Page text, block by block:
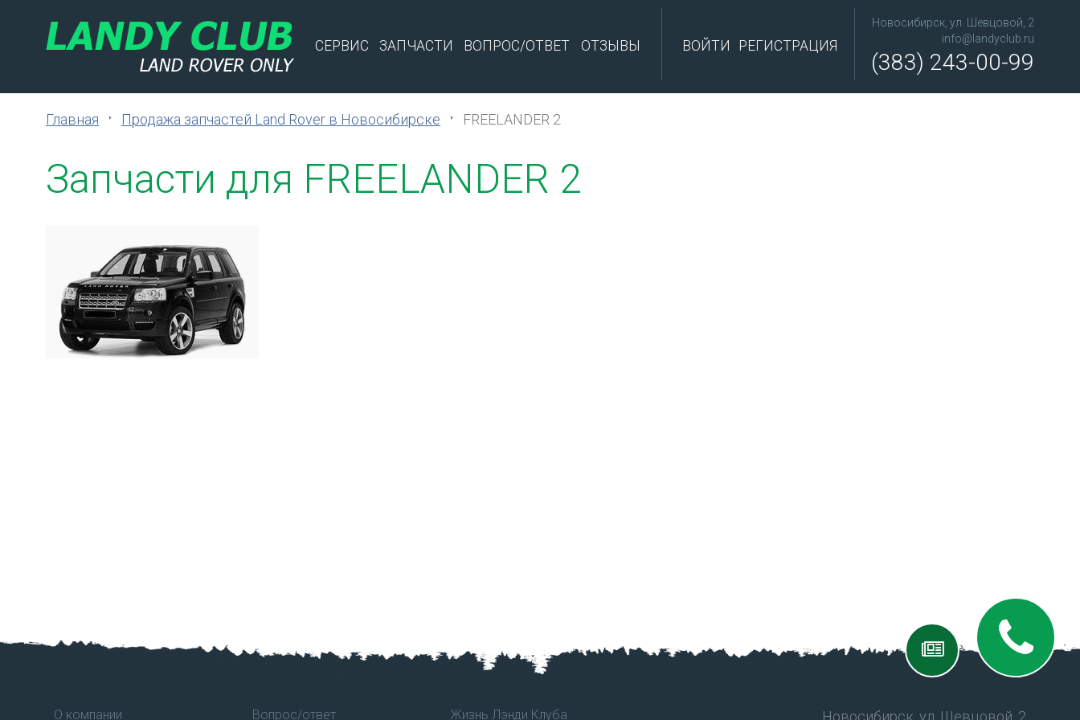
СЕРВИС ЗАПЧАСТИ ВОПРОС/ОТВЕТ ОТЗЫВЫ ВОЙТИ РЕГИСТРАЦИЯ
Новосибирск, ул. Шевцовой, 2
info@landyclub.ru
(383) 243-00-99
Главная Продажа запчастей Land Rover в Новосибирске FREELANDER 2
Запчасти для FREELANDER 2
О компании Вопрос/ответ Жизнь Лэнди Клуба Новосибирск, ул. Шевцовой, 2